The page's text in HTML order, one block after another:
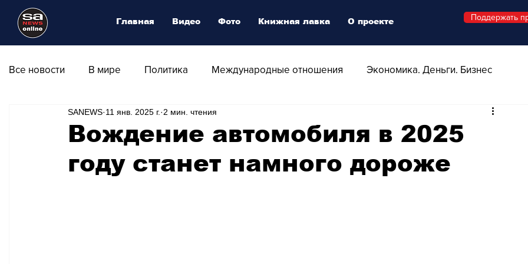
Все новости В мире Политика Международные отношения Экономика. Деньги. Бизнес
Общество Армия Аналитика
Транспорт Культура Магия искусства Swiss Афиша Стиль Стильный четверг
Вождение автомобиля в 2025
году станет намного дороже
SANEWS 11 янв. 2025 г. 2 мин. чтения
Главная Видео Фото Книжная лавка О проекте Поддержать